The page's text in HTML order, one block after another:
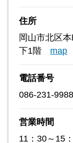
住所
岡山市北区
下1階 map
電話番号
086-231-9988
営業時間
11：30～15